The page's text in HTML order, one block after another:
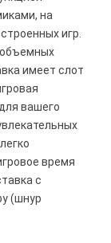
на
игр.
объемных
имеет слот
вашего
время
с
(шнур